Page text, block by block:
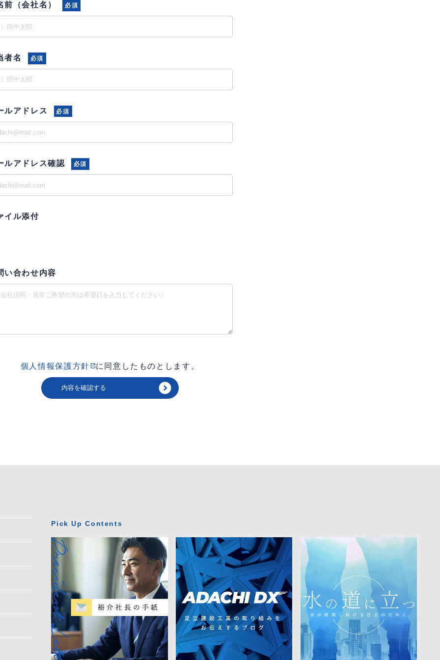
前（会社名） 必須
者名 必須
ルアドレス 必須
ルアドレス確認 必須
イル添付
い合わせ内容
個人情報保護方針 open_in_newに同意したものとします。
Pick Up Contents